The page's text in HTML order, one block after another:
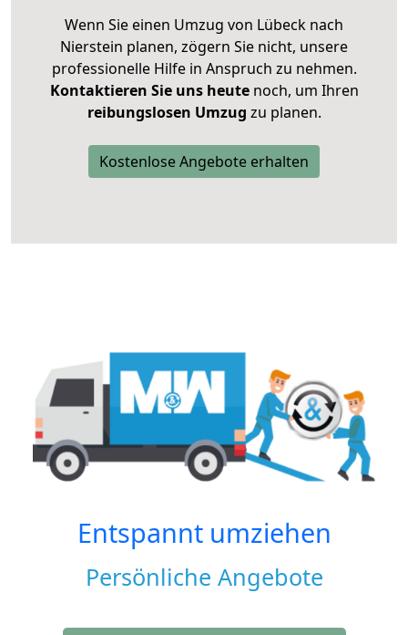
Wenn Sie einen Umzug von Lübeck nach
Nierstein planen, zögern Sie nicht, unsere
professionelle Hilfe in Anspruch zu nehmen.
Kontaktieren Sie uns heutenoch, um Ihren
reibungslosen Umzug zu planen.
Kostenlose Angebote erhalten
Entspannt umziehen
Persönliche Angebote